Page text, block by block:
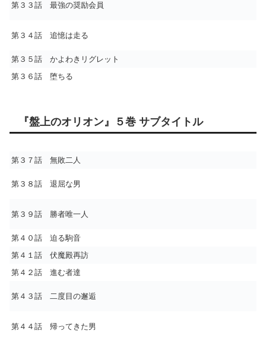
第３３話 最強の奨励会員
第３４話 追憶は走る
第３５話 かよわきリグレット
第３６話 堕ちる
『盤上のオリオン』５巻 サブタイトル
第３７話 無敗二人
第３８話 退屈な男
第３９話 勝者唯一人
第４０話 迫る駒音
第４１話 伏魔殿再訪
第４２話 進む者達
第４３話 二度目の邂逅
第４４話 帰ってきた男